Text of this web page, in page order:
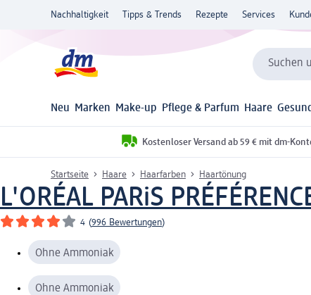
Nachhaltigkeit Tipps & Trends Rezepte Services
Suchen
Neu Marken Make-up Pflege & Parfum Haare
Kostenloser Versand ab 59 € mit dm-
Startseite Haare Haarfarben Haartönung
L'ORÉAL PARiS
4 (996 Bewertungen)
Ohne Ammoniak
Ohne Ammoniak